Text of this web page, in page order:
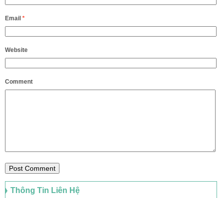
Email *
Website
Comment
Thông Tin Liên Hệ